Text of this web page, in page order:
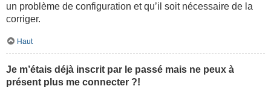
un problème de configuration et qu’il soit nécessaire de la
corriger.
Haut
Je m’étais déjà inscrit par le passé mais ne peux à
présent plus me connecter ?!